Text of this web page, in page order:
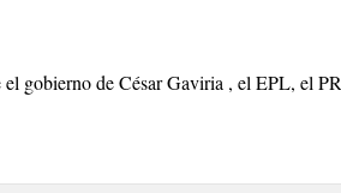
el gobierno de César Gaviria , el EPL, el